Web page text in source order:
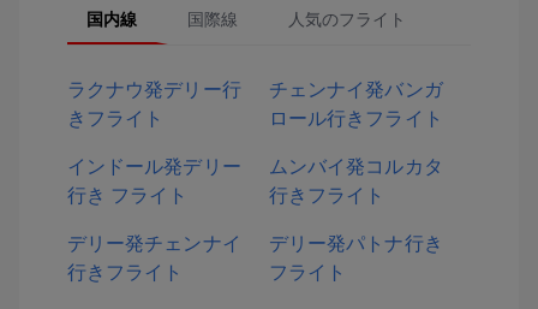
国内線 国際線 人気のフライト
ラクナウ発デリー行
きフライト
チェンナイ発バンガ
ロール行きフライト
インドール発デリー
行き フライト
ムンバイ発コルカタ
行きフライト
デリー発チェンナイ
行きフライト
デリー発パトナ行き
フライト